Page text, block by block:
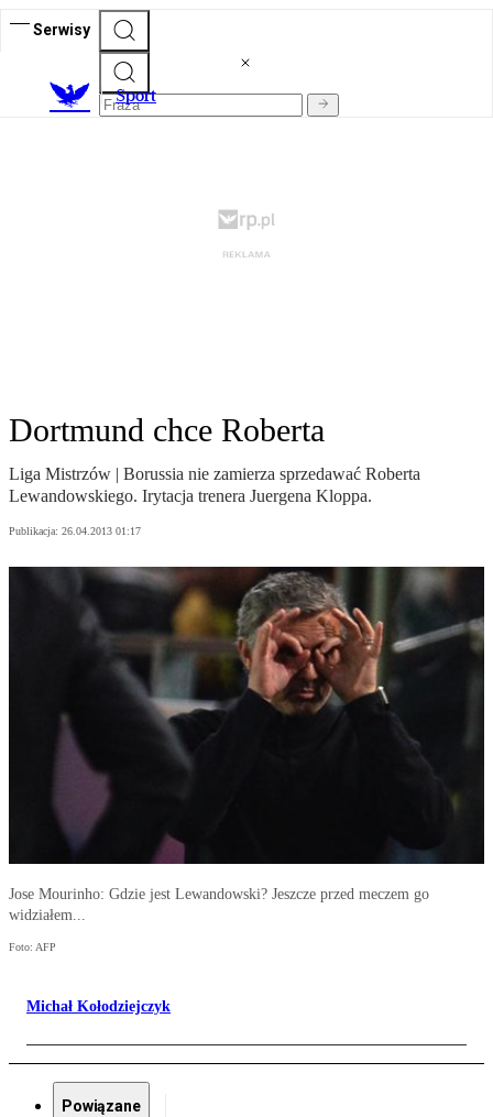
Serwisy
Sport
Dortmund chce Roberta
Liga Mistrzów | Borussia nie zamierza sprzedawać Roberta
Lewandowskiego. Irytacja trenera Juergena Kloppa.
Publikacja: 26.04.2013 01:17
Jose Mourinho: Gdzie jest Lewandowski? Jeszcze przed meczem go
widziałem...
Foto: AFP
Michał Kołodziejczyk
Powiązane